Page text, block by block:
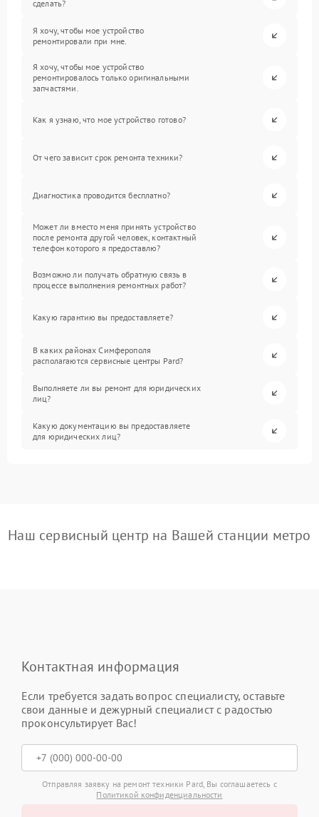
сделать?
Я хочу, чтобы мое устройство
ремонтировали при мне.
Я хочу, чтобы мое устройство
ремонтировалось только оригинальными
запчастями.
Как я узнаю, что мое устройство готово?
От чего зависит срок ремонта техники?
Диагностика проводится бесплатно?
Может ли вместо меня принять устройство
после ремонта другой человек, контактный
телефон которого я предоставлю?
Возможно ли получать обратную связь в
процессе выполнения ремонтных работ?
Какую гарантию вы предоставляете?
В каких районах Симферополя
располагаются сервисные центры Pard?
Выполняете ли вы ремонт для юридических
лиц?
Какую документацию вы предоставляете
для юридических лиц?
Наш сервисный центр на Вашей станции метро
Контактная информация
Если требуется задать вопрос специалисту, оставьте
свои данные и дежурный специалист с радостью
проконсультирует Вас!
Отправляя заявку на ремонт техники Pard, Вы соглашаетесь с
Политикой конфиденциальности